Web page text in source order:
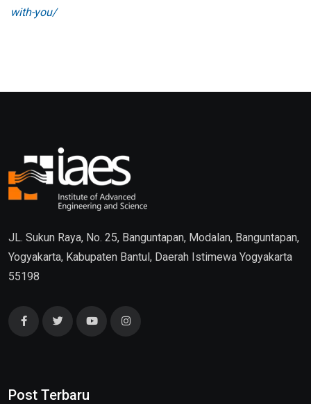
with-you/
JL. Sukun Raya, No. 25, Banguntapan, Modalan, Banguntapan,
Yogyakarta, Kabupaten Bantul, Daerah Istimewa Yogyakarta
55198
Post Terbaru